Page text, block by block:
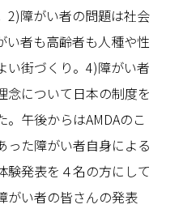
2)障がい者の問題は社会
者も高齢者も人種や性
い街づくり。4)障がい者
念について日本の制度を
午後からはAMDAのこ
った障がい者自身による
験発表を４名の方にして
がい者の皆さんの発表